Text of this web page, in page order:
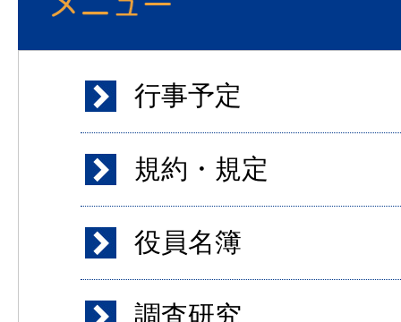
行事予定
規約・規定
役員名簿
調査研究